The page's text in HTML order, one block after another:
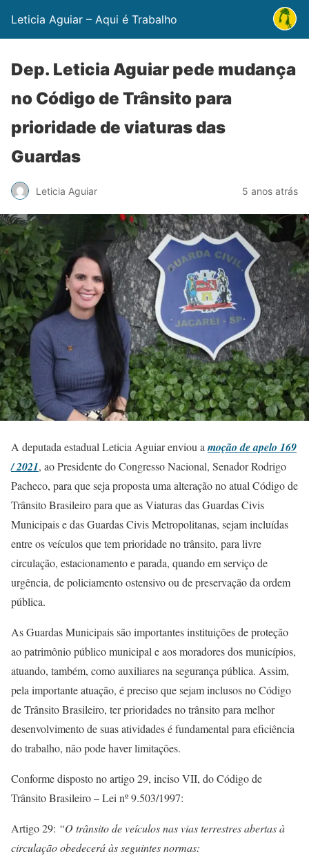
Leticia Aguiar – Aqui é Trabalho
Dep. Leticia Aguiar pede mudança
no Código de Trânsito para
prioridade de viaturas das
Guardas
Leticia Aguiar 5 anos atrás
A deputada estadual Leticia Aguiar enviou a moção de apelo 169
/ 2021, ao Presidente do Congresso Nacional, Senador Rodrigo
Pacheco, para que seja proposta uma alteração no atual Código de
Trânsito Brasileiro para que as Viaturas das Guardas Civis
Municipais e das Guardas Civis Metropolitanas, sejam incluídas
entre os veículos que tem prioridade no trânsito, para livre
circulação, estacionamento e parada, quando em serviço de
urgência, de policiamento ostensivo ou de preservação da ordem
pública.
As Guardas Municipais são importantes instituições de proteção
ao patrimônio público municipal e aos moradores dos municípios,
atuando, também, como auxiliares na segurança pública. Assim,
pela importante atuação, é preciso que sejam inclusos no Código
de Trânsito Brasileiro, ter prioridades no trânsito para melhor
desenvolvimento de suas atividades é fundamental para eficiência
do trabalho, não pode haver limitações.
Conforme disposto no artigo 29, inciso VII, do Código de
Trânsito Brasileiro – Lei nº 9.503/1997:
Artigo 29: “O trânsito de veículos nas vias terrestres abertas à
circulação obedecerá às seguintes normas: